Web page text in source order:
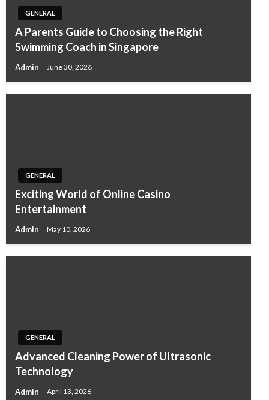
GENERAL
A Parents Guide to Choosing the Right
Swimming Coach in Singapore
Admin June 30, 2026
GENERAL
Exciting World of Online Casino
Entertainment
Admin May 10, 2026
GENERAL
Advanced Cleaning Power of Ultrasonic
Technology
Admin April 13, 2026